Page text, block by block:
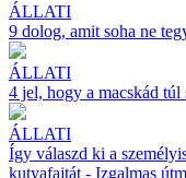
ÁLLATI
9 dolog, amit soha ne
ÁLLATI
4 jel, hogy a macskád túl
ÁLLATI
Így válaszd ki a
kutyafajtát - Izgalmas